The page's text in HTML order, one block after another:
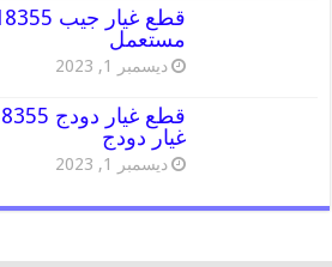
مستعمل
ديسمبر 1, 2023
غيار دودج
ديسمبر 1, 2023